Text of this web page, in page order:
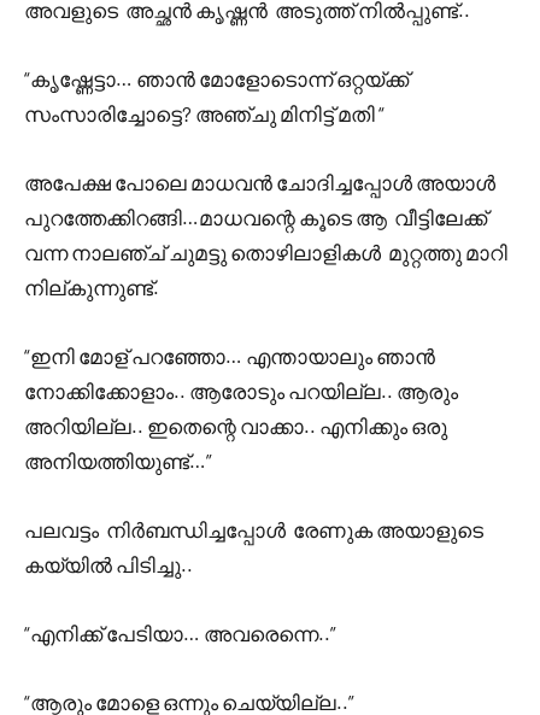
അവളുടെ അച്ഛൻ കൃഷ്ണൻ അടുത്ത് നിൽപ്പുണ്ട്..
“കൃഷ്ണേട്ടാ… ഞാൻ മോളോടൊന്ന് ഒറ്റയ്ക്ക്
സംസാരിച്ചോട്ടെ? അഞ്ചു മിനിട്ട് മതി “
അപേക്ഷ പോലെ മാധവൻ ചോദിച്ചപ്പോൾ അയാൾ
പുറത്തേക്കിറങ്ങി…മാധവന്റെ കൂടെ ആ വീട്ടിലേക്ക്
വന്ന നാലഞ്ച് ചുമട്ടു തൊഴിലാളികൾ മുറ്റത്തു മാറി
നില്കുന്നുണ്ട്.
“ഇനി മോള് പറഞ്ഞോ… എന്തായാലും ഞാൻ
നോക്കിക്കോളാം.. ആരോടും പറയില്ല.. ആരും
അറിയില്ല.. ഇതെന്റെ വാക്കാ.. എനിക്കും ഒരു
അനിയത്തിയുണ്ട്…”
പലവട്ടം നിർബന്ധിച്ചപ്പോൾ രേണുക അയാളുടെ
കയ്യിൽ പിടിച്ചു..
“എനിക്ക് പേടിയാ… അവരെന്നെ..”
“ആരും മോളെ ഒന്നും ചെയ്യില്ല..”